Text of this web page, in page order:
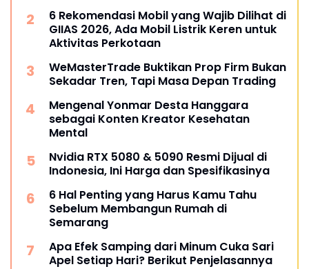
6 Rekomendasi Mobil yang Wajib Dilihat di
GIIAS 2026, Ada Mobil Listrik Keren untuk
Aktivitas Perkotaan
WeMasterTrade Buktikan Prop Firm Bukan
Sekadar Tren, Tapi Masa Depan Trading
Mengenal Yonmar Desta Hanggara
sebagai Konten Kreator Kesehatan
Mental
Nvidia RTX 5080 & 5090 Resmi Dijual di
Indonesia, Ini Harga dan Spesifikasinya
6 Hal Penting yang Harus Kamu Tahu
Sebelum Membangun Rumah di
Semarang
Apa Efek Samping dari Minum Cuka Sari
Apel Setiap Hari? Berikut Penjelasannya